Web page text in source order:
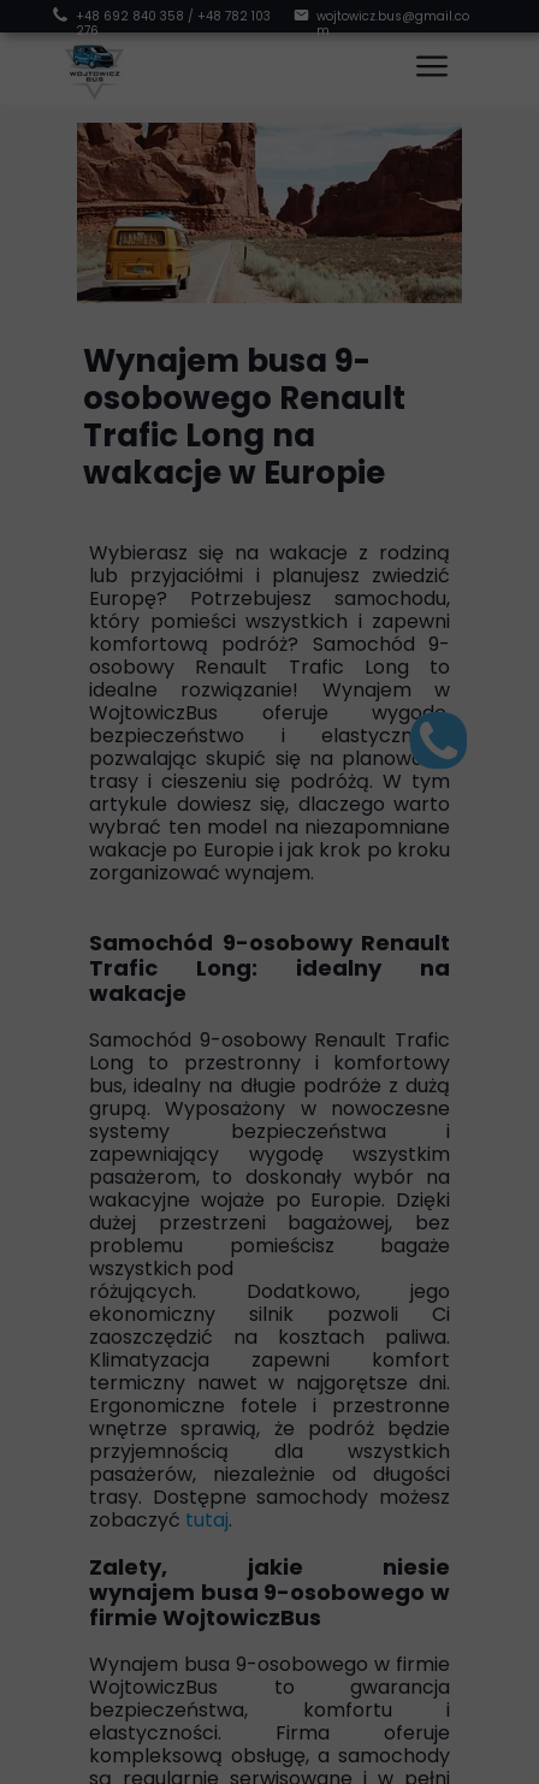
wojtowicz.bus@gmail.co
m
+48 692 840 358 / +48 782 103
276
Wynajem busa 9-
osobowego Renault
Trafic Long na
wakacje w Europie
Wybierasz się na wakacje z rodziną
lub przyjaciółmi i planujesz zwiedzić
Europę? Potrzebujesz samochodu,
który pomieści wszystkich i zapewni
komfortową podróż? Samochód 9-
osobowy Renault Trafic Long to
idealne rozwiązanie! Wynajem w
WojtowiczBus oferuje wygodę,
bezpieczeństwo i elastyczność,
pozwalając skupić się na planowaniu
trasy i cieszeniu się podróżą. W tym
artykule dowiesz się, dlaczego warto
wybrać ten model na niezapomniane
wakacje po Europie i jak krok po kroku
zorganizować wynajem.
Samochód 9-osobowy Renault
Trafic Long: idealny na
wakacje
Samochód 9-osobowy Renault Trafic
Long to przestronny i komfortowy
bus, idealny na długie podróże z dużą
grupą. Wyposażony w nowoczesne
systemy bezpieczeństwa i
zapewniający wygodę wszystkim
pasażerom, to doskonały wybór na
wakacyjne wojaże po Europie. Dzięki
dużej przestrzeni bagażowej, bez
problemu pomieścisz bagaże
wszystkich pod
różujących. Dodatkowo, jego
ekonomiczny silnik pozwoli Ci
zaoszczędzić na kosztach paliwa.
Klimatyzacja zapewni komfort
termiczny nawet w najgorętsze dni.
Ergonomiczne fotele i przestronne
wnętrze sprawią, że podróż będzie
przyjemnością dla wszystkich
pasażerów, niezależnie od długości
trasy. Dostępne samochody możesz
zobaczyć tutaj.
Zalety, jakie niesie
wynajem busa 9-osobowego w
firmie WojtowiczBus
Wynajem busa 9-osobowego w firmie
WojtowiczBus to gwarancja
bezpieczeństwa, komfortu i
elastyczności. Firma oferuje
kompleksową obsługę, a samochody